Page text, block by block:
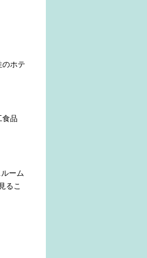
のホテ
食品
ーム
るこ